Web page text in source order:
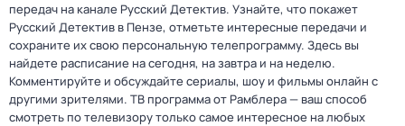
передач на канале Русский Детектив. Узнайте, что покажет
Русский Детектив в Пензе, отметьте интересные передачи и
сохраните их свою персональную телепрограмму. Здесь вы
найдете расписание на сегодня, на завтра и на неделю.
Комментируйте и обсуждайте сериалы, шоу и фильмы онлайн с
другими зрителями. ТВ программа от Рамблера — ваш способ
смотреть по телевизору только самое интересное на любых